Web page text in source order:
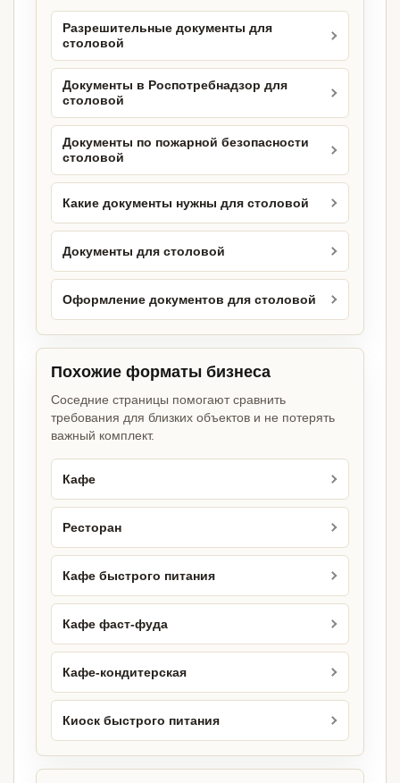
Разрешительные документы для
столовой
Документы в Роспотребнадзор для
столовой
Документы по пожарной безопасности
столовой
Какие документы нужны для столовой
Документы для столовой
Оформление документов для столовой
Похожие форматы бизнеса
Соседние страницы помогают сравнить
требования для близких объектов и не потерять
важный комплект.
Кафе
Ресторан
Кафе быстрого питания
Кафе фаст-фуда
Кафе-кондитерская
Киоск быстрого питания